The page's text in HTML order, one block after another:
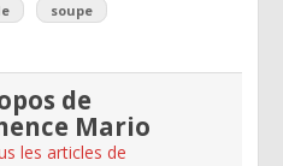
soupe
de
Mario
les articles de